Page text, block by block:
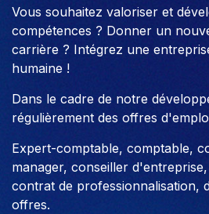
Vous souhaitez valoriser et
compétences ? Donner un
carrière ? Intégrez une
humaine !
Dans le cadre de notre
régulièrement des offres
Expert-comptable, comptable,
manager, conseiller
contrat de professionnalisation,
offres.